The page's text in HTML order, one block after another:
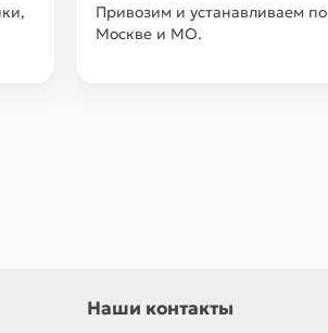
Привозим и устанавливаем по
Москве и МО.
Наши контакты